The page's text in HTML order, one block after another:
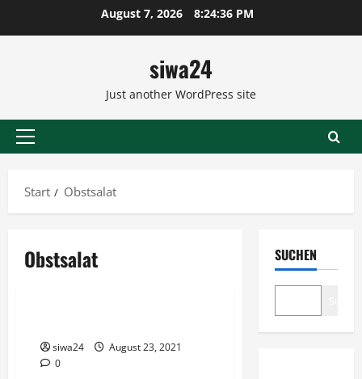
August 7, 2026 8:24:36 PM
siwa24
Just another WordPress site
Primäres
Start
Obstsalat
Obstsalat
siwa24
August 23, 2021
0
SUCHEN